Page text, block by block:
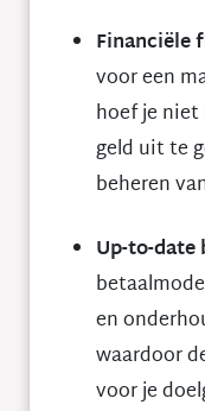
voor een
hoef je niet
geld uit te
beheren
Up-to-date
en
waardoor
voor je